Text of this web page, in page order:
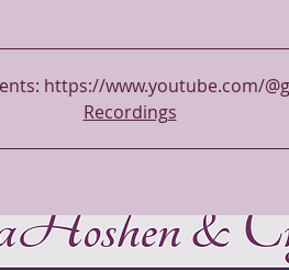
https://www.youtube.com/
Recordings